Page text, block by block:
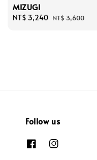
MIZUGI
Sale
NT$ 3,240 Regular
NT$ 3,600
Follow us